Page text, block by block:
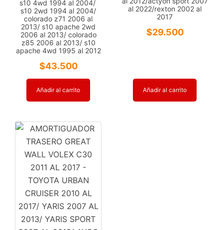
s10 4wd 1994 al 2004/
s10 2wd 1994 al 2004/
colorado z71 2006 al
2013/ s10 apache 2wd
2006 al 2013/ colorado
z85 2006 al 2013/ s10
apache 4wd 1995 al 2012
$43.500
Añadir al carrito
al 2022/rexton 2002 al
2017
$29.500
Añadir al carrito